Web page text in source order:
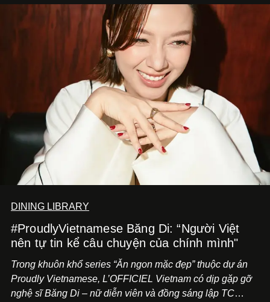
trình trở thành một producer thực thụ.
DINING LIBRARY
#ProudlyVietnamese Băng Di: “Người Việt
nên tự tin kể câu chuyện của chính mình"
Trong khuôn khổ series “Ăn ngon mặc đẹp” thuộc dự án
Proudly Vietnamese, L’OFFICIEL Vietnam có dịp gặp gỡ
nghệ sĩ Băng Di – nữ diễn viên và đồng sáng lập TC